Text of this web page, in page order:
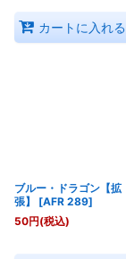
カートに入れる
ブルー・ドラゴン【拡
張】
[AFR 289]
50円(税込)